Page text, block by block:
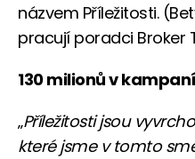
názvem Příležitosti.
pracují poradci Broker
130 milionů v
„Příležitosti jsou
které jsme v tomto